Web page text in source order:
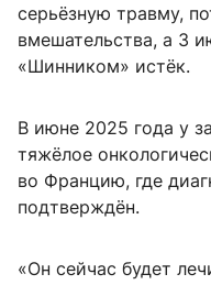
серьёзную травму,
вмешательства, а 3
«Шинником» истёк.
В июне 2025 года у
тяжёлое
во Францию, где
подтверждён.
«Он сейчас будет